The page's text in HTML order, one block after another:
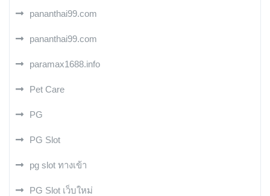
pananthai99.com
pananthai99.com
paramax1688.info
Pet Care
PG
PG Slot
pg slot ทางเข้า
PG Slot เว็บใหม่